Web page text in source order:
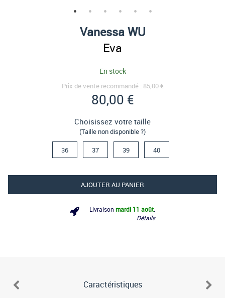
Vanessa WU
Eva
En stock
Prix de vente recommandé :85,00 €
80,00 €
Choisissez votre taille
(Taille non disponible ?)
36 37 39 40
AJOUTER AU PANIER
Livraison mardi 11 août
Détails
Caractéristiques